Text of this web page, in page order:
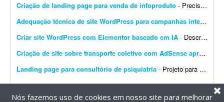
Criação de landing page para venda de infoproduto - Preciso de profissional que crie uma landing page que gere conversão para infoproduto. A página deve ter conteúdo e layout focados em vendas, com elementos que incentivem a con...
Adequação técnica de site WordPress para campanhas internacionais
Criar site WordPress com Elementor baseado em IA - Descrição do Projeto: Candidate-se se você tem experiência comprovada com essa demanda. Envie junto à proposta sites que fez com Elementor, incluindo wireframes/ar...
Criação de site sobre transporte coletivo com AdSense aprovado
Landing page para consultório de psiquiatria - Projeto para criação de landing page para consultório de psiquiatria. Escopo do projeto: Desenvolvimento completo da landing page. Design moderno, limpo e com foco em convers&...
Nós fazemos uso de cookies em nosso site para melhorar